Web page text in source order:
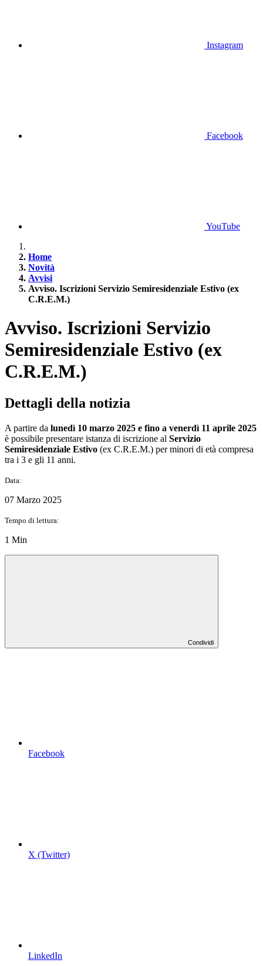
Instagram
Facebook
YouTube
Home
Novità
Avvisi
Avviso. Iscrizioni Servizio Semiresidenziale Estivo (ex
C.R.E.M.)
Avviso. Iscrizioni Servizio
Semiresidenziale Estivo (ex
C.R.E.M.)
Dettagli della notizia
A partire da lunedì 10 marzo 2025 e fino a venerdì 11 aprile 2025
è possibile presentare istanza di iscrizione al Servizio
Semiresidenziale Estivo (ex C.R.E.M.) per minori di età compresa
tra i 3 e gli 11 anni.
Data:
07 Marzo 2025
Tempo di lettura:
1 Min
Condividi
Facebook
X (Twitter)
LinkedIn